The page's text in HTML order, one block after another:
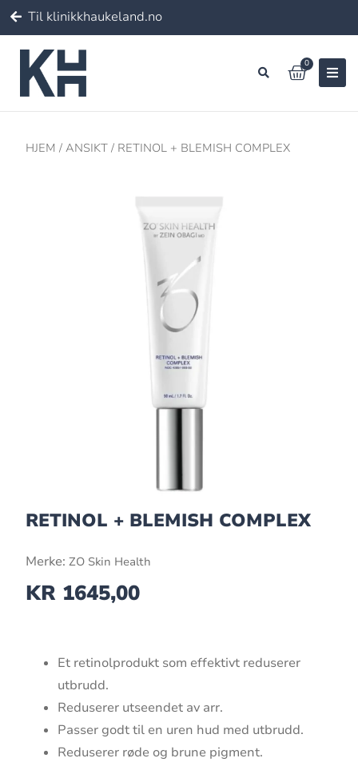
Til klinikkhaukeland.no
0
HJEM /ANSIKT / RETINOL + BLEMISH COMPLEX
RETINOL + BLEMISH COMPLEX
Merke:ZO Skin Health
KR 1645,00
Et retinolprodukt som effektivt reduserer
utbrudd.
Reduserer utseendet av arr.
Passer godt til en uren hud med utbrudd.
Reduserer røde og brune pigment.